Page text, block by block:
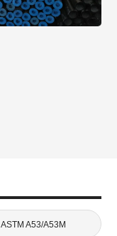
ASTM A53/A53M